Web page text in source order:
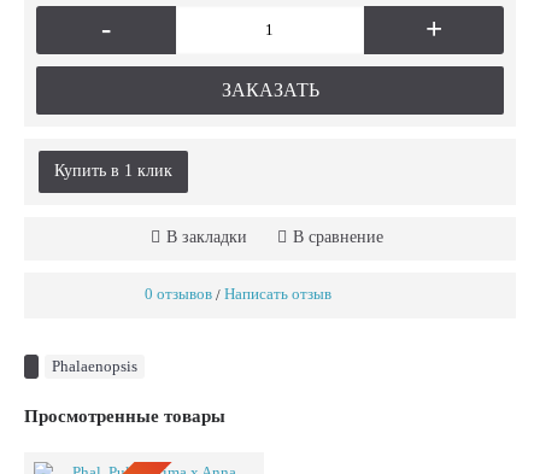
- +
ЗАКАЗАТЬ
Купить в 1 клик
В закладки В сравнение
0 отзывов / Написать отзыв
Phalaenopsis
Просмотренные товары